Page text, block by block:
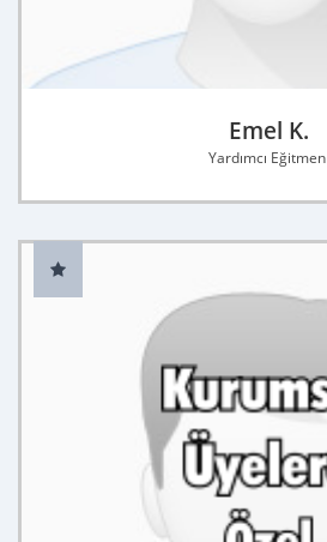
Emel K.
Yardımcı Eğitmen